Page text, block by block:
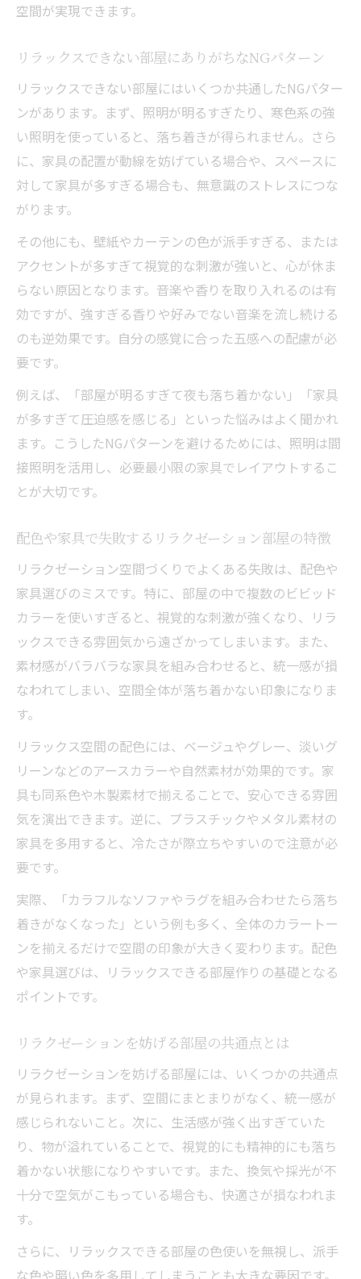
空間が実現できます。
リラックスできない部屋にありがちなNGパターン
リラックスできない部屋にはいくつか共通したNGパター
ンがあります。まず、照明が明るすぎたり、寒色系の強
い照明を使っていると、落ち着きが得られません。さら
に、家具の配置が動線を妨げている場合や、スペースに
対して家具が多すぎる場合も、無意識のストレスにつな
がります。
その他にも、壁紙やカーテンの色が派手すぎる、または
アクセントが多すぎて視覚的な刺激が強いと、心が休ま
らない原因となります。音楽や香りを取り入れるのは有
効ですが、強すぎる香りや好みでない音楽を流し続ける
のも逆効果です。自分の感覚に合った五感への配慮が必
要です。
例えば、「部屋が明るすぎて夜も落ち着かない」「家具
が多すぎて圧迫感を感じる」といった悩みはよく聞かれ
ます。こうしたNGパターンを避けるためには、照明は間
接照明を活用し、必要最小限の家具でレイアウトするこ
とが大切です。
配色や家具で失敗するリラクゼーション部屋の特徴
リラクゼーション空間づくりでよくある失敗は、配色や
家具選びのミスです。特に、部屋の中で複数のビビッド
カラーを使いすぎると、視覚的な刺激が強くなり、リラ
ックスできる雰囲気から遠ざかってしまいます。また、
素材感がバラバラな家具を組み合わせると、統一感が損
なわれてしまい、空間全体が落ち着かない印象になりま
す。
リラックス空間の配色には、ベージュやグレー、淡いグ
リーンなどのアースカラーや自然素材が効果的です。家
具も同系色や木製素材で揃えることで、安心できる雰囲
気を演出できます。逆に、プラスチックやメタル素材の
家具を多用すると、冷たさが際立ちやすいので注意が必
要です。
実際、「カラフルなソファやラグを組み合わせたら落ち
着きがなくなった」という例も多く、全体のカラートー
ンを揃えるだけで空間の印象が大きく変わります。配色
や家具選びは、リラックスできる部屋作りの基礎となる
ポイントです。
リラクゼーションを妨げる部屋の共通点とは
リラクゼーションを妨げる部屋には、いくつかの共通点
が見られます。まず、空間にまとまりがなく、統一感が
感じられないこと。次に、生活感が強く出すぎていた
り、物が溢れていることで、視覚的にも精神的にも落ち
着かない状態になりやすいです。また、換気や採光が不
十分で空気がこもっている場合も、快適さが損なわれま
す。
さらに、リラックスできる部屋の色使いを無視し、派手
な色や暗い色を多用してしまうことも大きな要因です。